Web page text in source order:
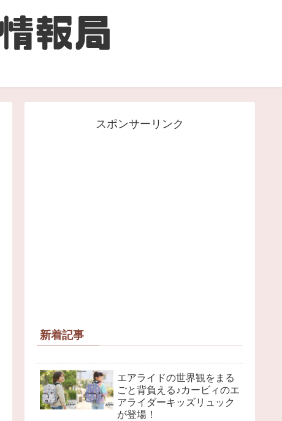
スポンサーリンク
新着記事
エアライドの世界観をまる
ごと背負える♪カービィのエ
アライダーキッズリュック
が登場！